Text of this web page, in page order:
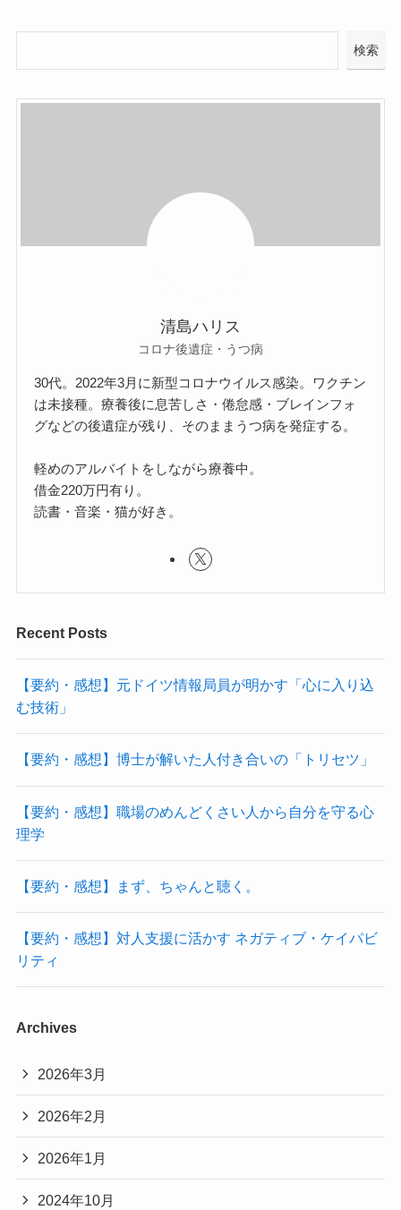
検索
清島ハリス
コロナ後遺症・うつ病
30代。2022年3月に新型コロナウイルス感染。ワクチン
は未接種。療養後に息苦しさ・倦怠感・ブレインフォ
グなどの後遺症が残り、そのままうつ病を発症する。
軽めのアルバイトをしながら療養中。
借金220万円有り。
読書・音楽・猫が好き。
Recent Posts
【要約・感想】元ドイツ情報局員が明かす「心に入り込
む技術」
【要約・感想】博士が解いた人付き合いの「トリセツ」
【要約・感想】職場のめんどくさい人から自分を守る心
理学
【要約・感想】まず、ちゃんと聴く。
【要約・感想】対人支援に活かす ネガティブ・ケイパビ
リティ
Archives
2026年3月
2026年2月
2026年1月
2024年10月